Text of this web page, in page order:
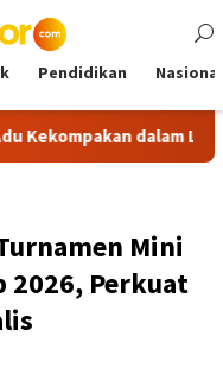
Pendidikan Nasional
dalam Lomba PBB
Mini
2026, Perkuat